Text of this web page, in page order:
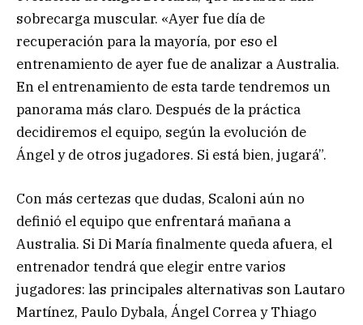
sobrecarga muscular. «Ayer fue día de
recuperación para la mayoría, por eso el
entrenamiento de ayer fue de analizar a Australia.
En el entrenamiento de esta tarde tendremos un
panorama más claro. Después de la práctica
decidiremos el equipo, según la evolución de
Ángel y de otros jugadores. Si está bien, jugará”.
Con más certezas que dudas, Scaloni aún no
definió el equipo que enfrentará mañana a
Australia. Si Di María finalmente queda afuera, el
entrenador tendrá que elegir entre varios
jugadores: las principales alternativas son Lautaro
Martínez, Paulo Dybala, Ángel Correa y Thiago